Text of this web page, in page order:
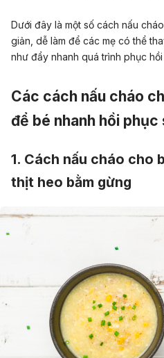
Dưới đây là một số cách nấu
giản, dễ làm để các mẹ có thể
như đẩy nhanh quá trình phục
Các cách nấu cháo
để bé nhanh hồi
1. Cách nấu cháo cho
thịt heo bằm gừng